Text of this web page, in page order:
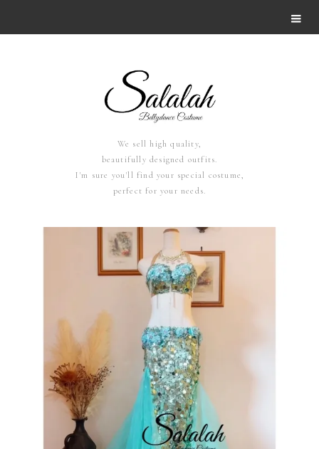
We sell high quality,
beautifully designed outfits.
I'm sure you'll find your special costume,
perfect for your needs.